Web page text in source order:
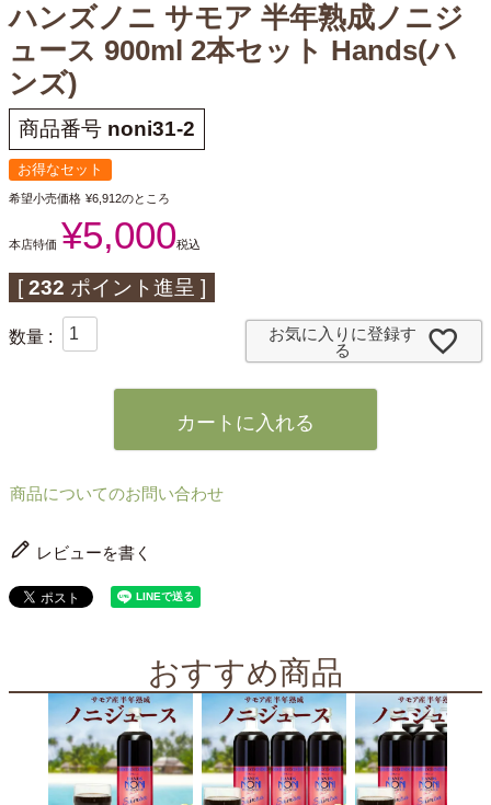
ハンズノニ サモア 半年熟成ノニジ
ュース 900ml 2本セット Hands(ハ
ンズ)
商品番号 noni31-2
お得なセット
希望小売価格 ¥6,912のところ
本店特価 ¥5,000税込
[ 232 ポイント進呈 ]
お気に入りに登録す
る
カートに入れる
商品についてのお問い合わせ
レビューを書く
おすすめ商品